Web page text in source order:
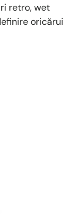
retro, wet
oricărui